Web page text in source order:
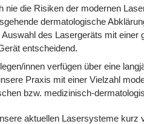
nie die Risiken der modernen
dermatologische
des Lasergeräts mit einer
entscheidend.
innen verfügen über eine
Praxis mit einer Vielzahl
bzw. medizinisch-
aktuellen Lasersysteme kurz